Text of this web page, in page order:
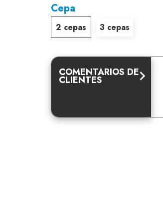
Cepa
2 cepas 3 cepas
COMENTARIOS DE
CLIENTES